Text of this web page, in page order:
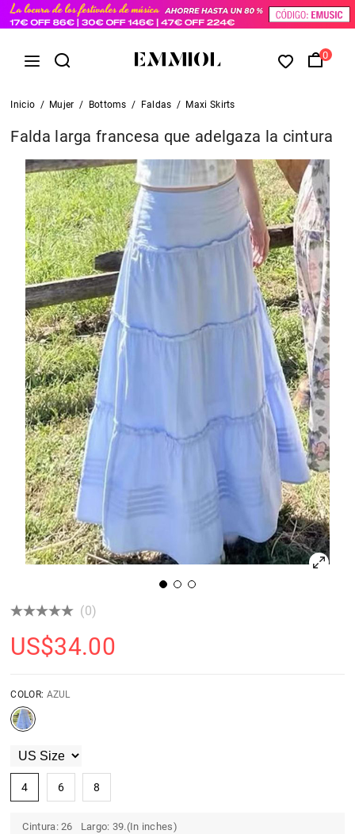
0
Inicio / Mujer / Bottoms / Faldas / Maxi Skirts
Falda larga francesa que adelgaza la cintura
(0)
US$34.00
COLOR: AZUL
4 6 8
Cintura: 26 Largo: 39.(In inches)